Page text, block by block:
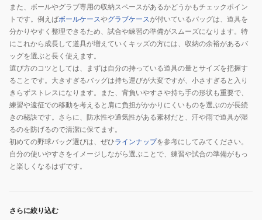
また、ボールやグラブ専用の収納スペースがあるかどうかもチェックポイン
トです。例えばボールケースやグラブケースが付いているバッグは、道具を
分かりやすく整理できるため、試合や練習の準備がスムーズになります。特
にこれから成長して道具が増えていくキッズの方には、収納の余裕があるバ
ッグを選ぶと長く使えます。
選び方のコツとしては、まずは自分の持っている道具の量とサイズを把握す
ることです。大きすぎるバッグは持ち運びが大変ですが、小さすぎると入り
きらずストレスになります。また、背負いやすさや持ち手の形状も重要で、
練習や遠征での移動を考えると肩に負担がかかりにくいものを選ぶのが長続
きの秘訣です。さらに、防水性や通気性がある素材だと、汗や雨で道具が湿
るのを防げるので清潔に保てます。
初めての野球バッグ選びは、ぜひラインナップを参考にしてみてください。
自分の使いやすさをイメージしながら選ぶことで、練習や試合の準備がもっ
と楽しくなるはずです。
さらに絞り込む